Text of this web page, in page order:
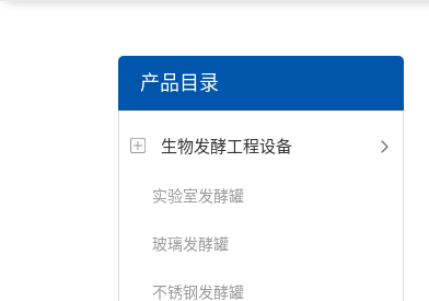
产品目录
生物发酵工程设备
实验室发酵罐
玻璃发酵罐
不锈钢发酵罐